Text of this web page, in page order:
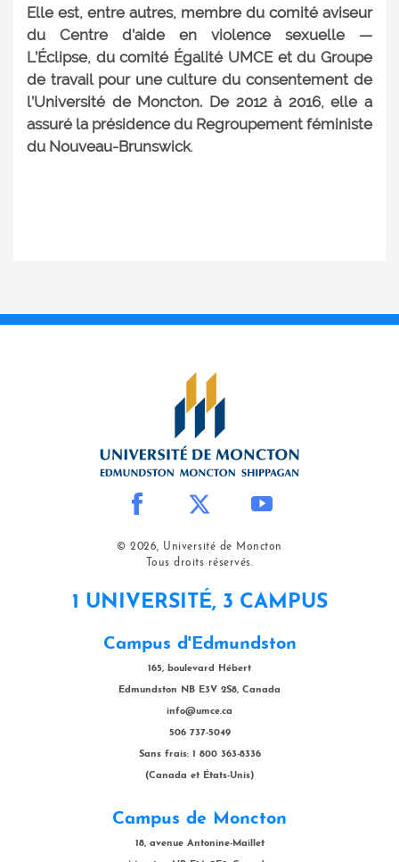
Elle est, entre autres, membre du comité aviseur
du Centre d’aide en violence sexuelle —
L’Éclipse, du comité Égalité UMCE et du Groupe
de travail pour une culture du consentement de
l’Université de Moncton. De 2012 à 2016, elle a
assuré la présidence du Regroupement féministe
du Nouveau-Brunswick.
© 2026, Université de Moncton
Tous droits réservés.
1 UNIVERSITÉ, 3 CAMPUS
Campus d'Edmundston
165, boulevard Hébert
Edmundston NB E3V 2S8, Canada
info@umce.ca
506 737-5049
Sans frais: 1 800 363-8336
(Canada et États-Unis)
Campus de Moncton
18, avenue Antonine-Maillet